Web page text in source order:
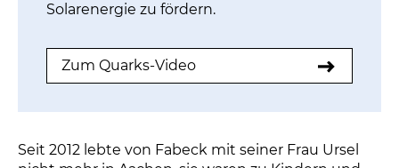
Solarenergie zu fördern.
Zum Quarks-Video
Seit 2012 lebte von Fabeck mit seiner Frau Ursel